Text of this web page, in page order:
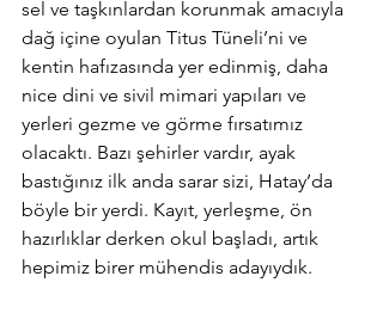
sel ve taşkınlardan korunmak amacıyla
dağ içine oyulan Titus Tüneli’ni ve
kentin hafızasında yer edinmiş, daha
nice dini ve sivil mimari yapıları ve
yerleri gezme ve görme fırsatımız
olacaktı. Bazı şehirler vardır, ayak
bastığınız ilk anda sarar sizi, Hatay’da
böyle bir yerdi. Kayıt, yerleşme, ön
hazırlıklar derken okul başladı, artık
hepimiz birer mühendis adayıydık.